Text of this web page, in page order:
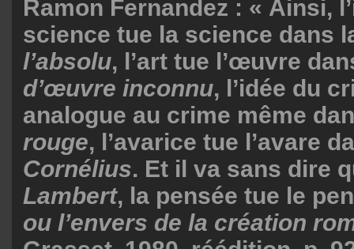
Ramon Fernandez : « Ainsi,
science tue la science dans
l’absolu, l’art tue l’œuvre
d’œuvre inconnu, l’idée du
analogue au crime même
rouge, l’avarice tue l’avare
Cornélius. Et il va sans dire
Lambert, la pensée tue le
ou l’envers de la création